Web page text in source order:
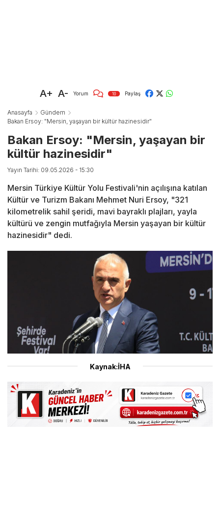
A+ A- Yorum 10 Paylaş
Anasayfa
Gündem
Bakan Ersoy: "Mersin, yaşayan bir kültür hazinesidir"
Bakan Ersoy: "Mersin, yaşayan bir
kültür hazinesidir"
Yayın Tarihi: 09.05.2026 - 15:30
Mersin Türkiye Kültür Yolu Festivali'nin açılışına katılan
Kültür ve Turizm Bakanı Mehmet Nuri Ersoy, "321
kilometrelik sahil şeridi, mavi bayraklı plajları, yayla
kültürü ve zengin mutfağıyla Mersin yaşayan bir kültür
hazinesidir" dedi.
Kaynak:İHA